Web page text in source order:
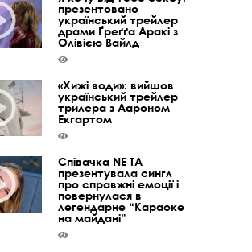
презентовано
український трейлер
драми Ґреґґа Аракі з
Олівією Вайлд
«Хижі води»: вийшов
український трейлер
трилера з Аароном
Екгартом
Співачка NE TA
презентувала сингл
про справжні емоції і
повернулася в
легендарне “Караоке
на майдані”